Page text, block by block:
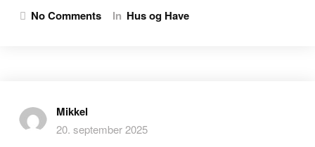
No Comments In Hus og Have
Mikkel
20. september 2025